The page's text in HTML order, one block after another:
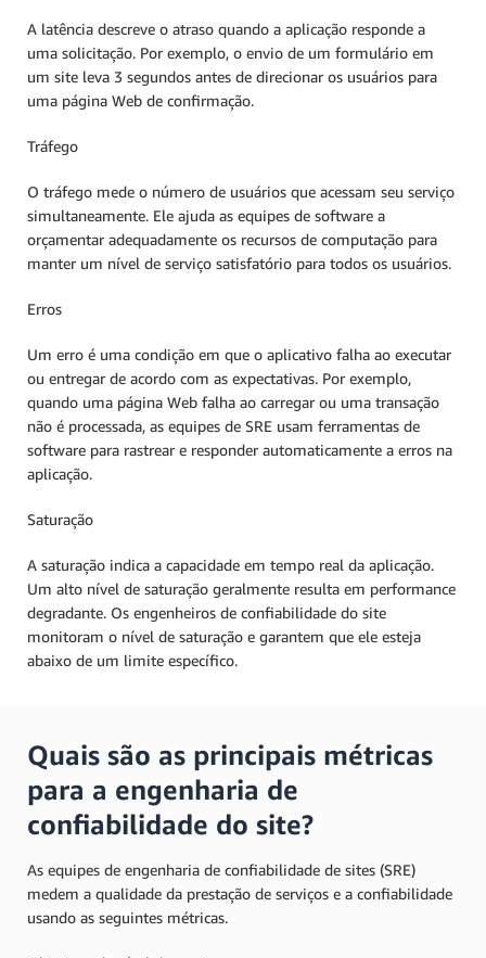
A latência descreve o atraso quando a aplicação responde a
uma solicitação. Por exemplo, o envio de um formulário em
um site leva 3 segundos antes de direcionar os usuários para
uma página Web de confirmação.
Tráfego
O tráfego mede o número de usuários que acessam seu serviço
simultaneamente. Ele ajuda as equipes de software a
orçamentar adequadamente os recursos de computação para
manter um nível de serviço satisfatório para todos os usuários.
Erros
Um erro é uma condição em que o aplicativo falha ao executar
ou entregar de acordo com as expectativas. Por exemplo,
quando uma página Web falha ao carregar ou uma transação
não é processada, as equipes de SRE usam ferramentas de
software para rastrear e responder automaticamente a erros na
aplicação.
Saturação
A saturação indica a capacidade em tempo real da aplicação.
Um alto nível de saturação geralmente resulta em performance
degradante. Os engenheiros de confiabilidade do site
monitoram o nível de saturação e garantem que ele esteja
abaixo de um limite específico.
Quais são as principais métricas
para a engenharia de
confiabilidade do site?
As equipes de engenharia de confiabilidade de sites (SRE)
medem a qualidade da prestação de serviços e a confiabilidade
usando as seguintes métricas.